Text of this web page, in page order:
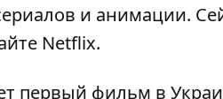
и анимации.
Netflix.
первый фильм в